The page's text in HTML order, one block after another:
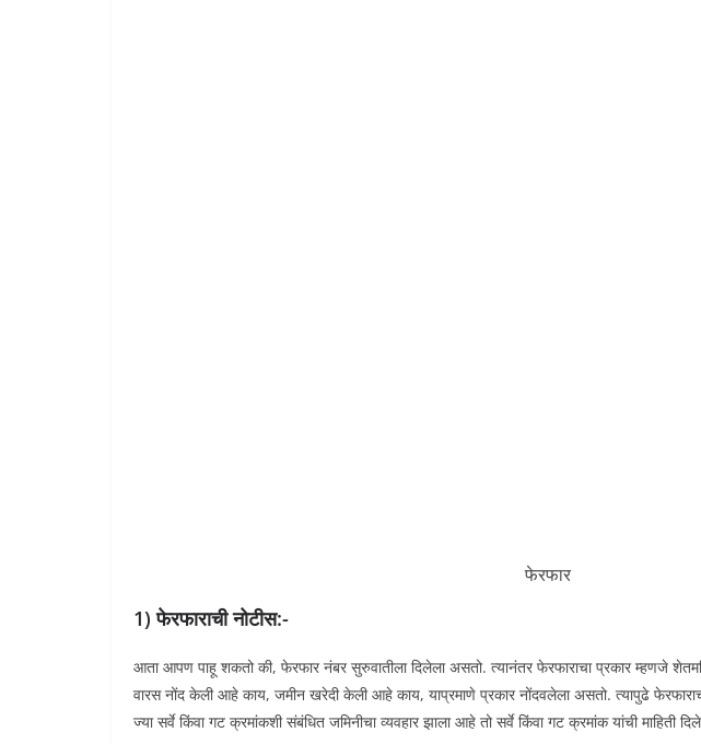
फेरफार
1) फेरफाराची नोटीस:-
आता आपण पाहू शकतो की, फेरफार नंबर सुरुवातीला दिलेला असतो. त्यानंतर फेरफाराचा प्रकार म्हणजे
वारस नोंद केली आहे काय, जमीन खरेदी केली आहे काय, याप्रमाणे प्रकार नोंदवलेला असतो. त्यापुढे
ज्या सर्वे किंवा गट क्रमांकशी संबंधित जमिनीचा व्यवहार झाला आहे तो सर्वे किंवा गट क्रमांक यांची माहिती